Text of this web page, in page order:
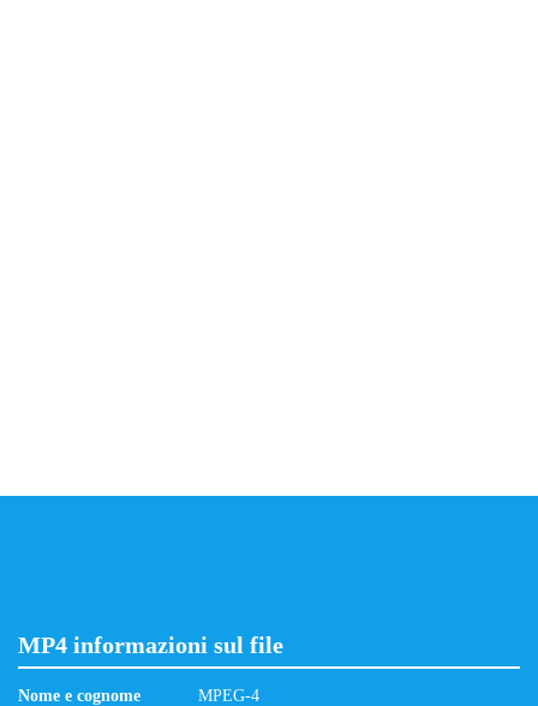
MP4 informazioni sul file
Nome e cognome
MPEG-4